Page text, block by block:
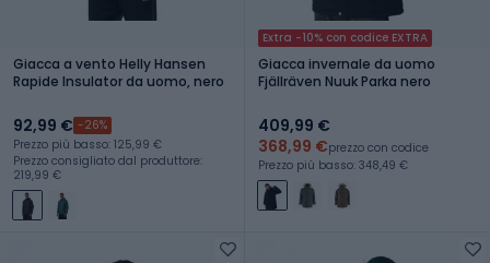
Giacca a vento Helly Hansen
Rapide Insulator da uomo, nero
92,99 € -26%
Prezzo più basso: 125,99 €
Prezzo consigliato dal produttore:
219,99 €
Extra -10% con codice EXTRA
Giacca invernale da uomo
Fjällräven Nuuk Parka nero
409,99 €
368,99 €prezzo con codice
Prezzo più basso: 348,49 €